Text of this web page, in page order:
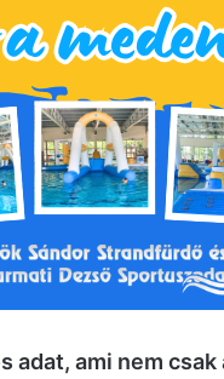
adat, ami nem